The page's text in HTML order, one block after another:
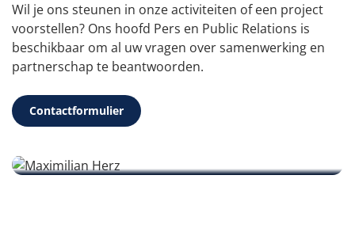
Wil je ons steunen in onze activiteiten of een project
voorstellen? Ons hoofd Pers en Public Relations is
beschikbaar om al uw vragen over samenwerking en
partnerschap te beantwoorden.
Contactformulier
Uw contactpersoon
Maximilian Herz